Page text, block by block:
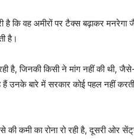
है कि वह अमीरों पर टैक्स बढ़ाकर
है।
है, जिनकी किसी ने मांग नहीं की थी,
हैं उनके बारे में सरकार कोई पहल नहीं
कमी का रोना रो रही है, दूसरी ओर